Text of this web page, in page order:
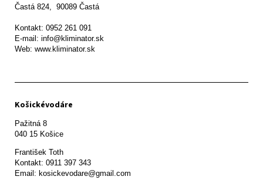
Častá 824,  90089 Častá
Kontakt: 0952 261 091
E-mail: info@kliminator.sk
Web: www.kliminator.sk
Košickévodáre
Pažitná 8
František Toth
Kontakt: 0911 397 343
Email: kosickevodare@gmail.com